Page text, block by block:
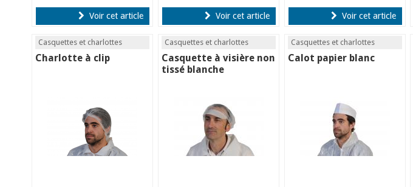
Voir cet article Voir cet article Voir cet article
Casquettes et charlottes
Charlotte à clip
Casquettes et charlottes
Casquette à visière non
tissé blanche
Casquettes et charlottes
Calot papier blanc